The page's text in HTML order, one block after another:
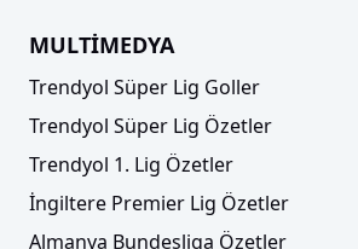
MULTİMEDYA
Trendyol Süper Lig Goller
Trendyol Süper Lig Özetler
Trendyol 1. Lig Özetler
İngiltere Premier Lig Özetler
Almanya Bundesliga Özetler